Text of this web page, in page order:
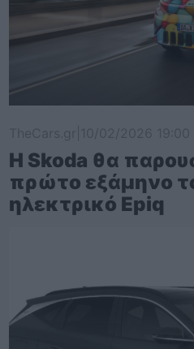
Η Skoda θα
πρώτο εξάμηνο
ηλεκτρικό Epiq